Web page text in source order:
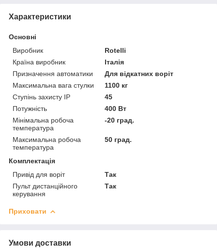
Характеристики
Основні
Виробник
Rotelli
Країна виробник
Італія
Призначення автоматики
Для відкатних воріт
Максимальна вага стулки
1100 кг
Ступінь захисту IP
45
Потужність
400 Вт
Мінімальна робоча
температура
-20 град.
Максимальна робоча
температура
50 град.
Комплектація
Привід для воріт
Так
Пульт дистанційного
керування
Так
Приховати
Умови доставки